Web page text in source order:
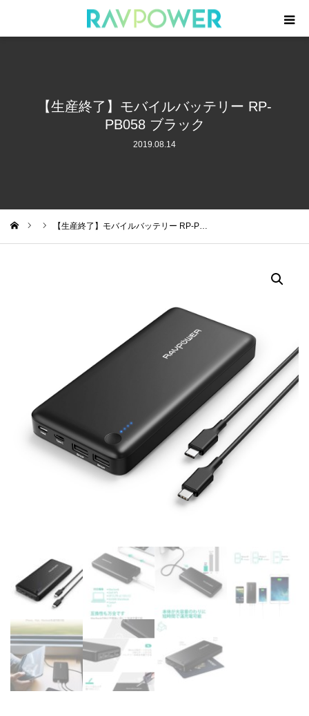
【生産終了】モバイルバッテリー RP-
PB058 ブラック
2019.08.14
【生産終了】モバイルバッテリー RP-P…
モバイルバッテリー